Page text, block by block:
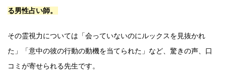
る男性占い師。
その霊視力については「会っていないのにルックスを見抜かれ
た」「意中の彼の行動の動機を当てられた」など、驚きの声、口
コミが寄せられる先生です。